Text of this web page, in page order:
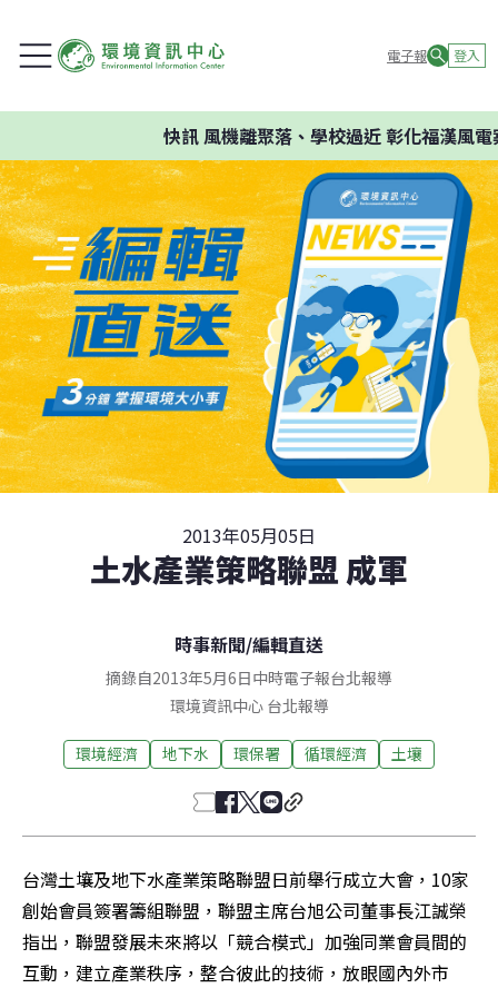
電子報 登入
快訊風機離聚落、學校過近 彰化福漢風電
2013年05月05日
土水產業策略聯盟 成軍
時事新聞/編輯直送
摘錄自2013年5月6日中時電子報台北報導
環境資訊中心 台北報導
環境經濟 地下水 環保署 循環經濟 土壤
台灣土壤及地下水產業策略聯盟日前舉行成立大會，10家
創始會員簽署籌組聯盟，聯盟主席台旭公司董事長江誠榮
指出，聯盟發展未來將以「競合模式」加強同業會員間的
互動，建立產業秩序，整合彼此的技術，放眼國內外市